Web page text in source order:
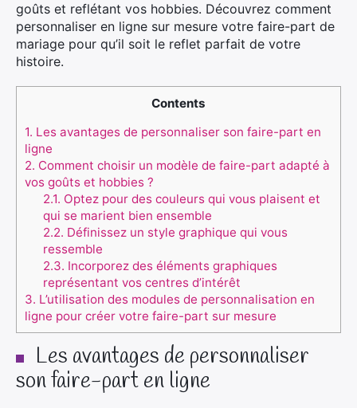
goûts et reflétant vos hobbies. Découvrez comment
personnaliser en ligne sur mesure votre faire-part de
mariage pour qu’il soit le reflet parfait de votre
histoire.
Contents
1. Les avantages de personnaliser son faire-part en
ligne
2. Comment choisir un modèle de faire-part adapté à
vos goûts et hobbies ?
2.1. Optez pour des couleurs qui vous plaisent et
qui se marient bien ensemble
2.2. Définissez un style graphique qui vous
ressemble
2.3. Incorporez des éléments graphiques
représentant vos centres d’intérêt
3. L’utilisation des modules de personnalisation en
ligne pour créer votre faire-part sur mesure
Les avantages de personnaliser
son faire-part en ligne